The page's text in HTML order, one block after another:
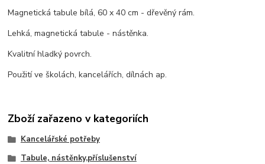
Magnetickátabule bílá, 60 x 40 cm - dřevěný rám.
Lehká, magnetickátabule - nástěnka.
Kvalitní hladký povrch.
Použití ve školách, kancelářích, dílnách ap.
Zboží zařazeno v kategoriích
Kancelářské potřeby
Tabule, nástěnky,příslušenství